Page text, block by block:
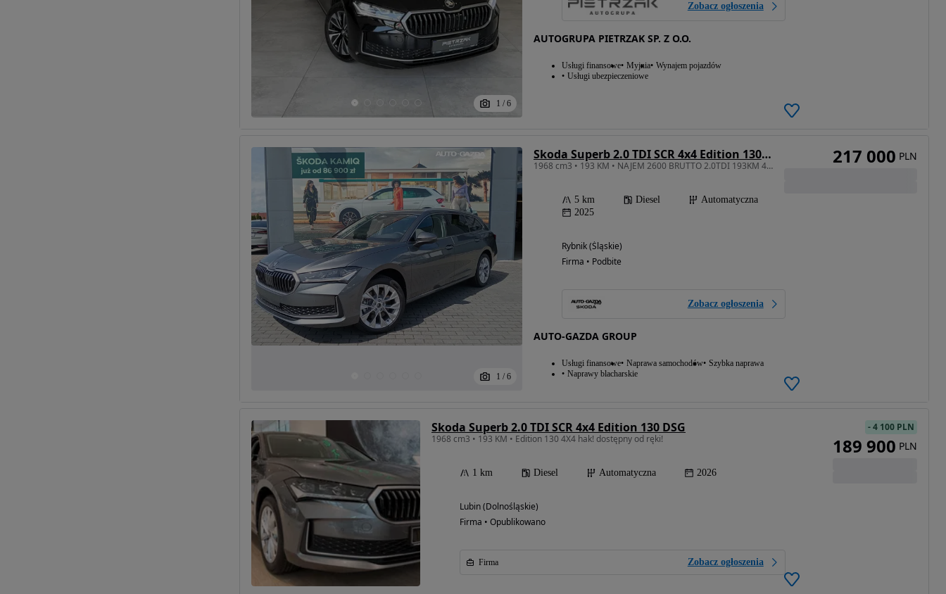
1 / 6
Zobacz ogłoszenia
AUTOGRUPA PIETRZAK SP. Z O.O.
Usługi finansowe Myjnia Wynajem pojazdów
Usługi ubezpieczeniowe
1 / 6
Skoda Superb 2.0 TDI SCR 4x4 Edition 130 DSG
1968 cm3 • 193 KM • NAJEM 2600 BRUTTO 2.0TDI 193KM 4X4 Wersja Edition 130 Wyprzedaż 2025!
5 km Diesel
Automatyczna
2025
Rybnik (Śląskie)
Firma • Podbite
Zobacz ogłoszenia
AUTO-GAZDA GROUP
Usługi finansowe Naprawa samochodów Szybka naprawa
Naprawy blacharskie
217 000 PLN
Skoda Superb 2.0 TDI SCR 4x4 Edition 130 DSG
1968 cm3 • 193 KM • Edition 130 4X4 hak! dostępny od ręki!
1 km Diesel Automatyczna 2026
Lubin (Dolnośląskie)
Firma • Opublikowano
Firma Zobacz ogłoszenia
-4 100 PLN
189 900 PLN